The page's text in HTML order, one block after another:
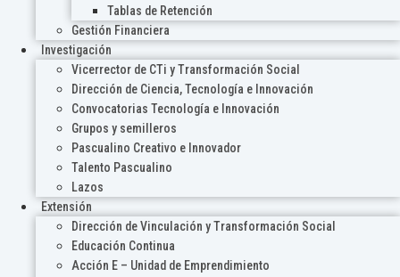
Tablas de Retención
Gestión Financiera
Investigación
Vicerrector de CTi y Transformación Social
Dirección de Ciencia, Tecnología e Innovación
Convocatorias Tecnología e Innovación
Grupos y semilleros
Pascualino Creativo e Innovador
Talento Pascualino
Lazos
Extensión
Dirección de Vinculación y Transformación Social
Educación Continua
Acción E – Unidad de Emprendimiento